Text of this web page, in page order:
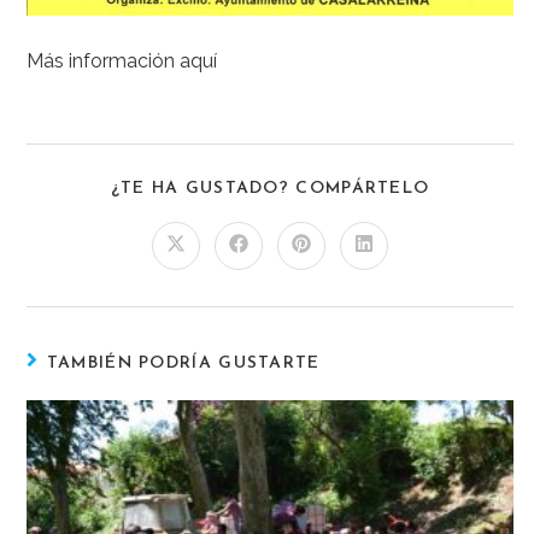
Más información aquí
¿TE HA GUSTADO? COMPÁRTELO
TAMBIÉN PODRÍA GUSTARTE